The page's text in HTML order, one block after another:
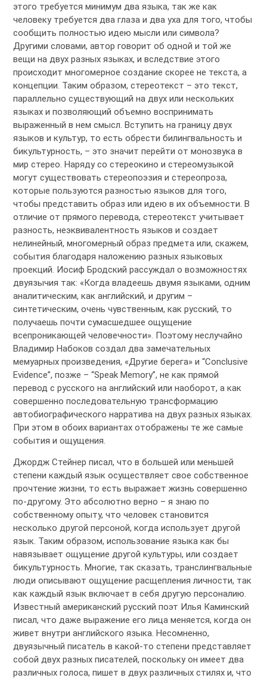
этого требуется минимум два языка, так же как
человеку требуется два глаза и два уха для того, чтобы
сообщить полностью идею мысли или символа?
Другими словами, автор говорит об одной и той же
вещи на двух разных языках, и вследствие этого
происходит многомерное создание скорее не текста, а
концепции. Таким образом, стереотекст – это текст,
параллельно существующий на двух или нескольких
языках и позволяющий объемно воспринимать
выраженный в нем смысл. Вступить на границу двух
языков и культур, то есть обрести билингвальность и
бикультурность, – это значит перейти от монозвука в
мир стерео. Наряду со стереокино и стереомузыкой
могут существовать стереопоэзия и стереопроза,
которые пользуются разностью языков для того,
чтобы представить образ или идею в их объемности. В
отличие от прямого перевода, стереотекст учитывает
разность, неэквивалентность языков и создает
нелинейный, многомерный образ предмета или, скажем,
события благодаря наложению разных языковых
проекций. Иосиф Бродский рассуждал о возможностях
двуязычия так: «Когда владеешь двумя языками, одним
аналитическим, как английский, и другим –
синтетическим, очень чувственным, как русский, то
получаешь почти сумасшедшее ощущение
всепроникающей человечности». Поэтому неслучайно
Владимир Набоков создал два замечательных
мемуарных произведения, «Другие берега» и “Conclusive
Evidence”, позже – “Speak Memory”, не как прямой
перевод с русского на английский или наоборот, а как
совершенно последовательную трансформацию
автобиографического нарратива на двух разных языках.
При этом в обоих вариантах отображены те же самые
события и ощущения.
Джордж Стейнер писал, что в большей или меньшей
степени каждый язык осуществляет свое собственное
прочтение жизни, то есть выражает жизнь совершенно
по-другому. Это абсолютно верно – я знаю по
собственному опыту, что человек становится
несколько другой персоной, когда использует другой
язык. Таким образом, использование языка как бы
навязывает ощущение другой культуры, или создает
бикультурность. Многие, так сказать, транслингвальные
люди описывают ощущение расщепления личности, так
как каждый язык включает в себя другую персоналию.
Известный американский русский поэт Илья Каминский
писал, что даже выражение его лица меняется, когда он
живет внутри английского языка. Несомненно,
двуязычный писатель в какой-то степени представляет
собой двух разных писателей, поскольку он имеет два
различных голоса, пишет в двух различных стилях и, что